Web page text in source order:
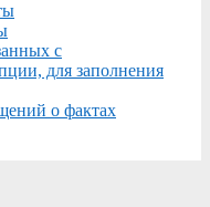
с
для заполнения
о фактах